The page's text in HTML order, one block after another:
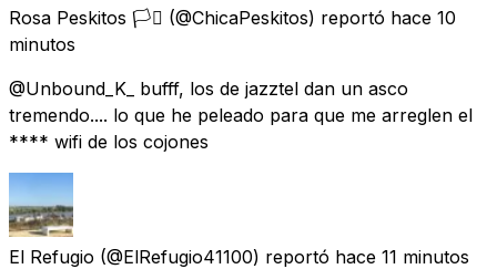
Rosa Peskitos 🏳️‍⚧️ (@ChicaPeskitos) reportó hace 10
minutos
@Unbound_K_ bufff, los de jazztel dan un asco
tremendo.... lo que he peleado para que me arreglen el
**** wifi de los cojones
El Refugio (@ElRefugio41100) reportó hace 11 minutos